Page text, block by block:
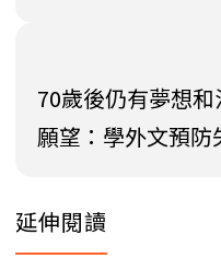
70歲後仍有夢想
願望：學外文預
延伸閱讀